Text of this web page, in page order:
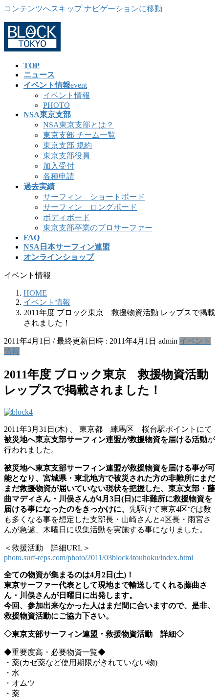
コンテンツへスキップ ナビゲーションに移動
TOP
ニュース
イベント情報event
イベント情報
PHOTO
NSA東京支部
NSA東京支部とは？
東京支部 チーム一覧
東京支部 規約
東京支部役員
加入受付
各種申請
過去実績
サーフィン ショートボード
サーフィン ロングボード
ボディボード
東京支部卒業のプロサーファー
FAQ
NSA日本サーフィン連盟
オンラインショップ
イベント情報
HOME
イベント情報
2011年度 ブロック東京 救援物資活動 レップスで掲載
されました！
2011年4月1日 / 最終更新日時 : 2011年4月1日 admin イベント
情報
2011年度 ブロック東京 救援物資活動
レップスで掲載されました！
2011年3月31日(木) 、 東京都 練馬区 桜台駅ポイントにて
被災地へ東京支部サーフィン連盟が救援物資を届ける活動が
行われました。
被災地へ東京支部サーフィン連盟が救援物資を届ける事が可
能となり、宮城県・東北地方で被災された方の非難所にまだ
まだ救援物資が届いていない現状を把握した、東京支部・藤
曲マディさん・川俣さんが4月3日(日)に非難所に救援物資を
届ける事になったのをきっかけに、 先駆けて東京4区では数
も多くなる事を想定した支部長・山崎さんと4区長・雨宮さ
んが急遽、木曜日に収集活動を実施する事になりました。
＜救援活動 詳細URL＞
photo.surf-reps.com/photo/2011/03block4touhoku/index.html
全ての物資が集まるのは4月2日(土)！
東京サーファー代表として現地まで輸送してくれる藤曲さ
ん・川俣さんが日曜日に出発します。
今回、参加出来なかった人はまだ間に合いますので、是非、
救援物資活動にご協力下さい。
◇東京支部サーフィン連盟・救援物資活動 詳細◇
◆重要度高・必要物資一覧◆
・薬(カゼ薬など使用期限がきれていない物)
・水
・オムツ
・薬